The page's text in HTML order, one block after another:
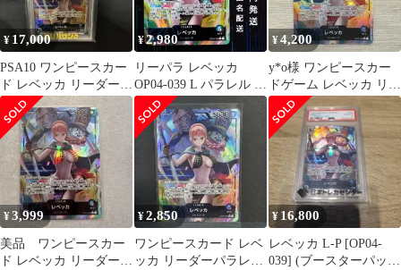
¥ 17,000
PSA10 ワンピースカー
ド レベッカ リーダー
パラレル
¥2,980
リーパラ レベッカ
OP04-039 L パラレル リ
ーダー
¥4,200
y*o様 ワンピースカー
ドゲーム レベッカ リー
ダーパラレル OP04-039
¥3,999
美品 ワンピースカー
ド レベッカ リーダーパ
¥2,850
ワンピースカード レベ
ッカ リーダーパラレル
¥ 16,800
レベッカ L-P [OP04-
039] (ブースターパック